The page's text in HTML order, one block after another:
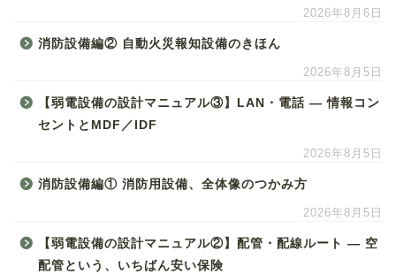
2026年8月6日
消防設備編② 自動火災報知設備のきほん
2026年8月5日
【弱電設備の設計マニュアル③】LAN・電話 ― 情報コン
セントとMDF／IDF
2026年8月5日
消防設備編① 消防用設備、全体像のつかみ方
2026年8月5日
【弱電設備の設計マニュアル②】配管・配線ルート ― 空
配管という、いちばん安い保険